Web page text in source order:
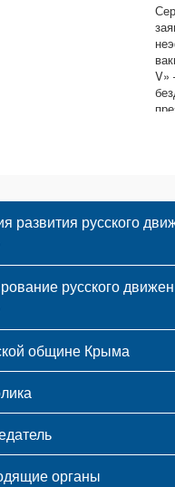
V»
развития русского
русского
Крым
общине Крыма
деятельности
органы